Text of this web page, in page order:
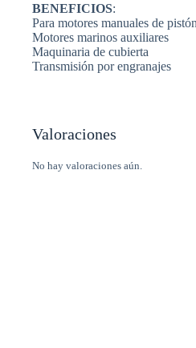
BENEFICIOS:
Para motores manuales de
Motores marinos auxiliares
Maquinaria de cubierta
Transmisión por engranajes
Valoraciones
No hay valoraciones aún.